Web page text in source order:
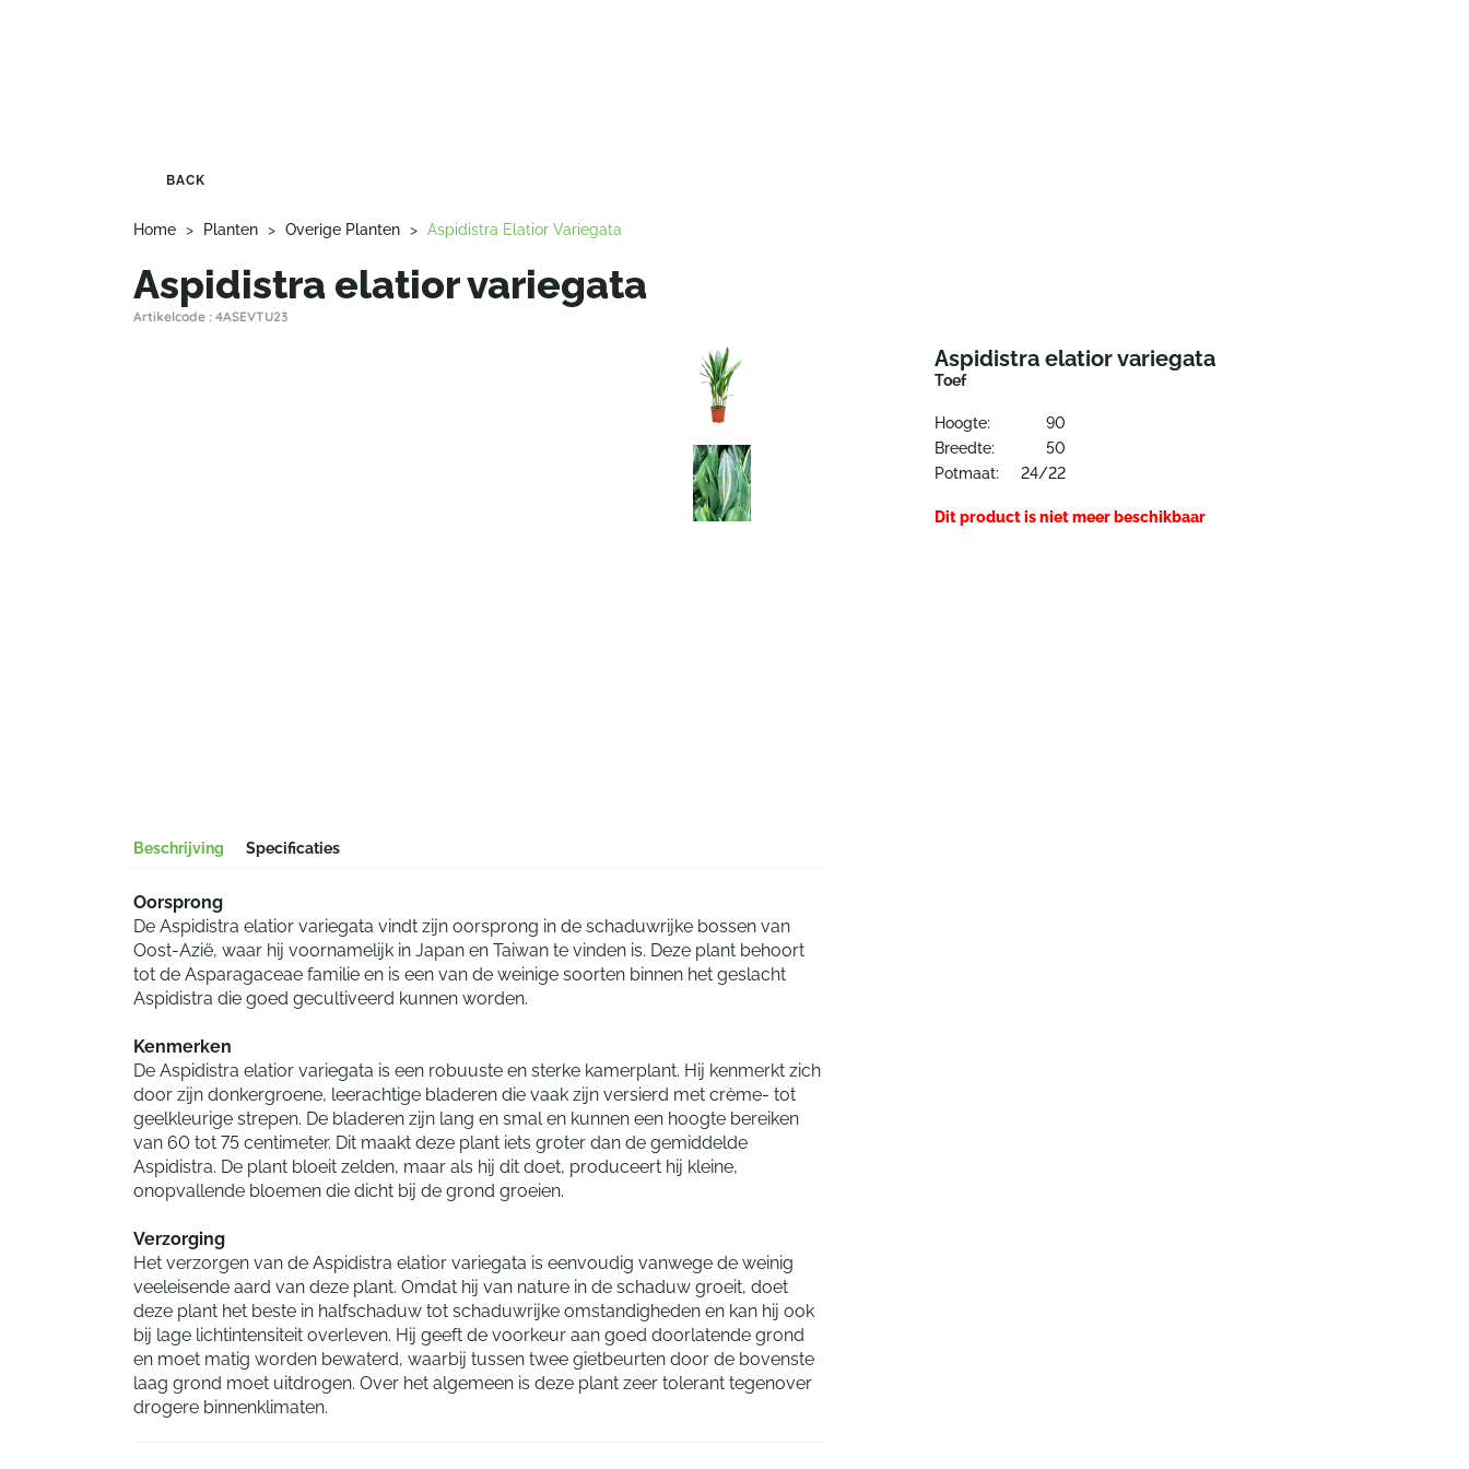
BACK
Home > Planten > Overige Planten > Aspidistra Elatior Variegata
Aspidistra elatior variegata
Artikelcode : 4ASEVTU23
Beschrijving Specificaties
Oorsprong
De Aspidistra elatior variegata vindt zijn oorsprong in de schaduwrijke bossen van
Oost-Azië, waar hij voornamelijk in Japan en Taiwan te vinden is. Deze plant behoort
tot de Asparagaceae familie en is een van de weinige soorten binnen het geslacht
Aspidistra die goed gecultiveerd kunnen worden.
Kenmerken
De Aspidistra elatior variegata is een robuuste en sterke kamerplant. Hij kenmerkt zich
door zijn donkergroene, leerachtige bladeren die vaak zijn versierd met crème- tot
geelkleurige strepen. De bladeren zijn lang en smal en kunnen een hoogte bereiken
van 60 tot 75 centimeter. Dit maakt deze plant iets groter dan de gemiddelde
Aspidistra. De plant bloeit zelden, maar als hij dit doet, produceert hij kleine,
onopvallende bloemen die dicht bij de grond groeien.
Verzorging
Het verzorgen van de Aspidistra elatior variegata is eenvoudig vanwege de weinig
veeleisende aard van deze plant. Omdat hij van nature in de schaduw groeit, doet
deze plant het beste in halfschaduw tot schaduwrijke omstandigheden en kan hij ook
bij lage lichtintensiteit overleven. Hij geeft de voorkeur aan goed doorlatende grond
en moet matig worden bewaterd, waarbij tussen twee gietbeurten door de bovenste
laag grond moet uitdrogen. Over het algemeen is deze plant zeer tolerant tegenover
drogere binnenklimaten.
Aspidistra elatior variegata
Toef
Hoogte:
90
Breedte:
50
Potmaat:
24/22
Dit product is niet meer beschikbaar